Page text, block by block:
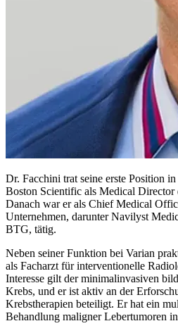
Dr. Facchini trat seine erste Position
Boston Scientific als Medical
Danach war er als Chief Medical
Unternehmen, darunter Navilyst
BTG, tätig.
Neben seiner Funktion bei Varian
als Facharzt für interventionelle
Interesse gilt der minimalinvasiven
Krebs, und er ist aktiv an der
Krebstherapien beteiligt. Er hat ein
Behandlung maligner Lebertumoren